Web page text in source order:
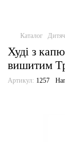
Каталог
Худі з
вишитим
Артикул: 1257